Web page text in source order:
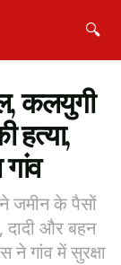
🔍
कलयुगी
हत्या,
जमीन के पैसों
दादी और बहन
गांव में सुरक्षा